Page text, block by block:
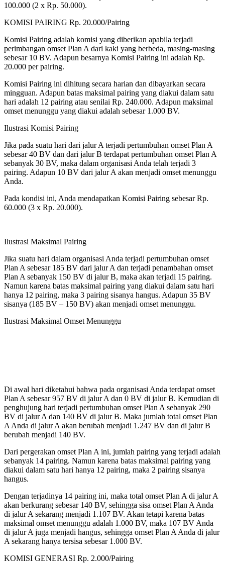
100.000 (2 x Rp. 50.000).
KOMISI PAIRING Rp. 20.000/Pairing
Komisi Pairing adalah komisi yang diberikan apabila terjadi
perimbangan omset Plan A dari kaki yang berbeda, masing-masing
sebesar 10 BV. Adapun besarnya Komisi Pairing ini adalah Rp.
20.000 per pairing.
Komisi Pairing ini dihitung secara harian dan dibayarkan secara
mingguan. Adapun batas maksimal pairing yang diakui dalam satu
hari adalah 12 pairing atau senilai Rp. 240.000. Adapun maksimal
omset menunggu yang diakui adalah sebesar 1.000 BV.
Ilustrasi Komisi Pairing
Jika pada suatu hari dari jalur A terjadi pertumbuhan omset Plan A
sebesar 40 BV dan dari jalur B terdapat pertumbuhan omset Plan A
sebanyak 30 BV, maka dalam organisasi Anda telah terjadi 3
pairing. Adapun 10 BV dari jalur A akan menjadi omset menunggu
Anda.
Pada kondisi ini, Anda mendapatkan Komisi Pairing sebesar Rp.
60.000 (3 x Rp. 20.000).
Ilustrasi Maksimal Pairing
Jika suatu hari dalam organisasi Anda terjadi pertumbuhan omset
Plan A sebesar 185 BV dari jalur A dan terjadi penambahan omset
Plan A sebanyak 150 BV di jalur B, maka akan terjadi 15 pairing.
Namun karena batas maksimal pairing yang diakui dalam satu hari
hanya 12 pairing, maka 3 pairing sisanya hangus. Adapun 35 BV
sisanya (185 BV – 150 BV) akan menjadi omset menunggu.
Ilustrasi Maksimal Omset Menunggu
Di awal hari diketahui bahwa pada organisasi Anda terdapat omset
Plan A sebesar 957 BV di jalur A dan 0 BV di jalur B. Kemudian di
penghujung hari terjadi pertumbuhan omset Plan A sebanyak 290
BV di jalur A dan 140 BV di jalur B. Maka jumlah total omset Plan
A Anda di jalur A akan berubah menjadi 1.247 BV dan di jalur B
berubah menjadi 140 BV.
Dari pergerakan omset Plan A ini, jumlah pairing yang terjadi adalah
sebanyak 14 pairing. Namun karena batas maksimal pairing yang
diakui dalam satu hari hanya 12 pairing, maka 2 pairing sisanya
hangus.
Dengan terjadinya 14 pairing ini, maka total omset Plan A di jalur A
akan berkurang sebesar 140 BV, sehingga sisa omset Plan A Anda
di jalur A sekarang menjadi 1.107 BV. Akan tetapi karena batas
maksimal omset menunggu adalah 1.000 BV, maka 107 BV Anda
di jalur A juga menjadi hangus, sehingga omset Plan A Anda di jalur
A sekarang hanya tersisa sebesar 1.000 BV.
KOMISI GENERASI Rp. 2.000/Pairing